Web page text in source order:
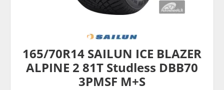
165/70R14 SAILUN ICE BLAZER
ALPINE 2 81T Studless DBB70
3PMSF M+S